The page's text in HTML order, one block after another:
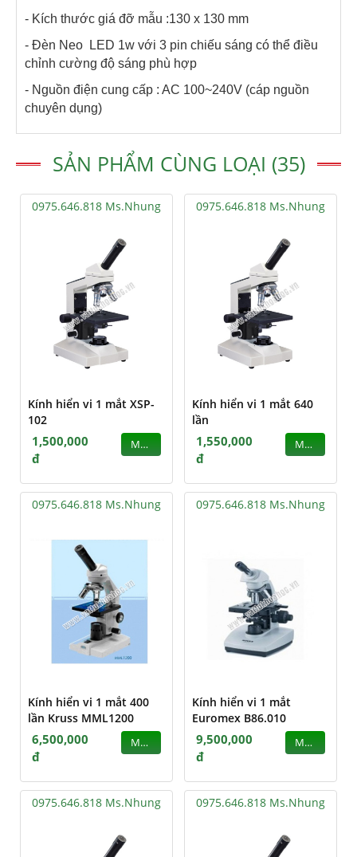
- Kích thước giá đỡ mẫu :130 x 130 mm
- Đèn Neo LED 1w với 3 pin chiếu sáng có thể điều
chỉnh cường độ sáng phù hợp
- Nguồn điện cung cấp : AC 100~240V (cáp nguồn
chuyên dụng)
SẢN PHẨM CÙNG LOẠI (35)
0975.646.818 Ms.Nhung
Kính hiển vi 1 mắt XSP-
102
1,500,000
đ
MUA
0975.646.818 Ms.Nhung
Kính hiển vi 1 mắt 640
lần
1,550,000
đ
MUA
0975.646.818 Ms.Nhung
Kính hiển vi 1 mắt 400
lần Kruss MML1200
6,500,000
đ
MUA
0975.646.818 Ms.Nhung
Kính hiển vi 1 mắt
Euromex B86.010
9,500,000
đ
MUA
0975.646.818 Ms.Nhung 0975.646.818 Ms.Nhung